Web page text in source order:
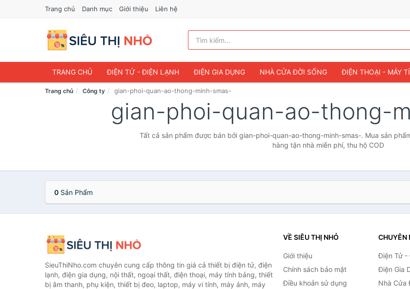
Trang chủ Danh mục Giới thiệu Liên hệ
TRANG CHỦ ĐIỆN TỬ - ĐIỆN LẠNH ĐIỆN GIA DỤNG NHÀ CỬA ĐỜI SỐNG ĐIỆN THOẠI - MÁY
Trang chủ Công ty gian-phoi-quan-ao-thong-minh-smas-
gian-phoi-quan-ao-thong-
Tất cả sản phẩm được bán bởi gian-phoi-quan-ao-thong-minh-smas-. Mua sản
hàng tận nhà miễn phí, thu hộ COD
0 Sản Phẩm
SieuThiNho.com chuyên cung cấp thông tin giá cả thiết bị điện tử, điện
lạnh, điện gia dụng, nội thất, ngoại thất, điện thoại, máy tính bảng, thiết
bị âm thanh, phụ kiện, thiết bị đeo, laptop, máy vi tính, máy ảnh, máy
VỀ SIÊU THỊ NHỎ
Giới thiệu
Chính sách bảo mật
Điều khoản sử dụng
CHUYÊN
Điện Tử -
Điện Gia
Nhà Cửa